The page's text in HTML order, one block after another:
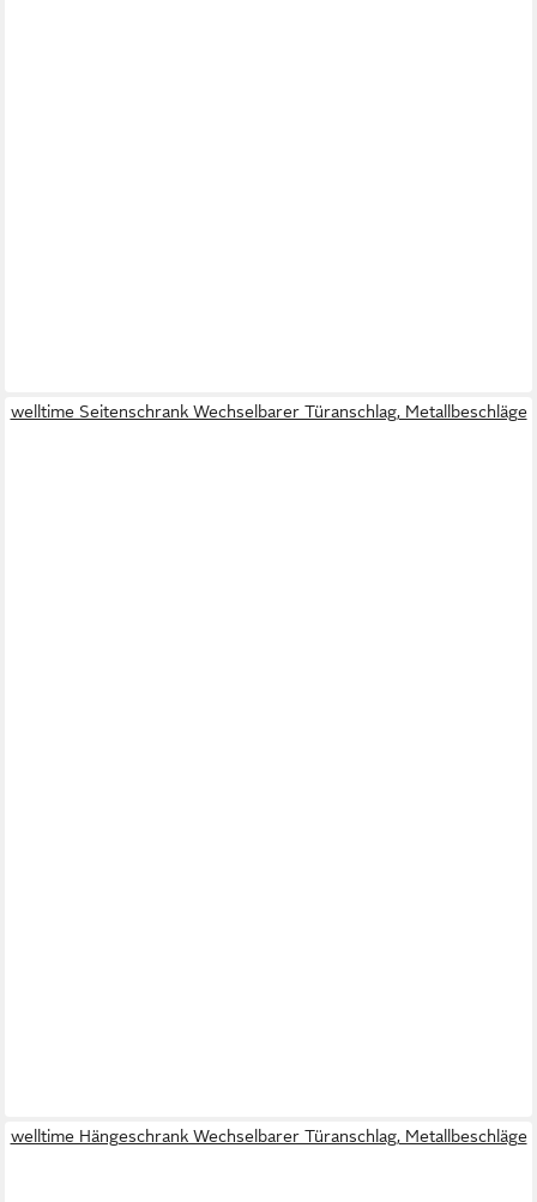
welltime Seitenschrank Wechselbarer Türanschlag, Metallbeschläge
welltime Hängeschrank Wechselbarer Türanschlag, Metallbeschläge